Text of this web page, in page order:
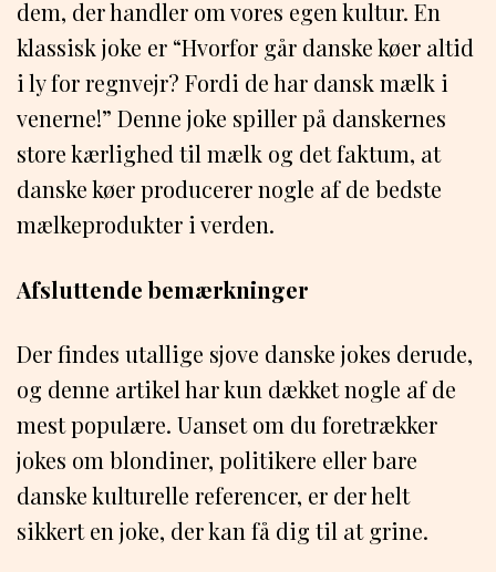
dem, der handler om vores egen kultur. En
klassisk joke er “Hvorfor går danske køer altid
i ly for regnvejr? Fordi de har dansk mælk i
venerne!” Denne joke spiller på danskernes
store kærlighed til mælk og det faktum, at
danske køer producerer nogle af de bedste
mælkeprodukter i verden.
Afsluttende bemærkninger
Der findes utallige sjove danske jokes derude,
og denne artikel har kun dækket nogle af de
mest populære. Uanset om du foretrækker
jokes om blondiner, politikere eller bare
danske kulturelle referencer, er der helt
sikkert en joke, der kan få dig til at grine.